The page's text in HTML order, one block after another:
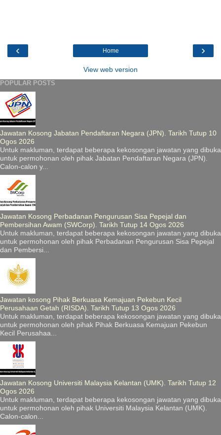
‹ ›
Home
View web version
POPULAR POSTS
Jawatan Kosong Jabatan Pendaftaran Negara (JPN). Tarikh Tutup 10
Ogos 2026
Untuk makluman, terdapat beberapa kekosongan jawatan yang dibuka
untuk permohonan oleh pihak Jabatan Pendaftaran Negara (JPN).
Calon-calon y...
Jawatan Kosong Perbadanan Pengurusan Sisa Pepejal dan
Pembersihan Awam (SWCorp). Tarikh Tutup 14 Ogos 2026
Untuk makluman, terdapat beberapa kekosongan jawatan yang dibuka
untuk permohonan oleh pihak Perbadanan Pengurusan Sisa Pepejal
dan Pembersi...
Jawatan kosong Pihak Berkuasa Kemajuan Pekebun Kecil
Perusahaan Getah (RISDA). Tarikh Tutup 13 Ogos 2026
Untuk makluman, terdapat beberapa kekosongan jawatan yang dibuka
untuk permohonan oleh pihak Pihak Berkuasa Kemajuan Pekebun
Kecil Perusahaa...
Jawatan Kosong Universiti Malaysia Kelantan (UMK). Tarikh Tutup 12
Ogos 2026
Untuk makluman, terdapat beberapa kekosongan jawatan yang dibuka
untuk permohonan oleh pihak Universiti Malaysia Kelantan (UMK).
Calon-calon...